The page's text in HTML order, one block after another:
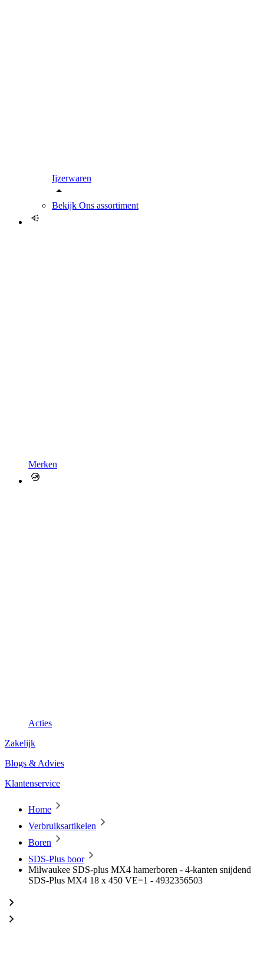
Ijzerwaren
Bekijk Ons assortiment
Merken
Acties
Zakelijk
Blogs & Advies
Klantenservice
Home
Verbruiksartikelen
Boren
SDS-Plus boor
Milwaukee SDS-plus MX4 hamerboren - 4-kanten snijdend
SDS-Plus MX4 18 x 450 VE=1 - 4932356503